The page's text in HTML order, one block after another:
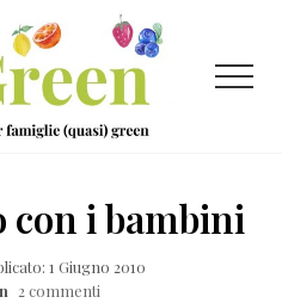
Menu
con i bambini
1 Giugno 2010
2 commenti